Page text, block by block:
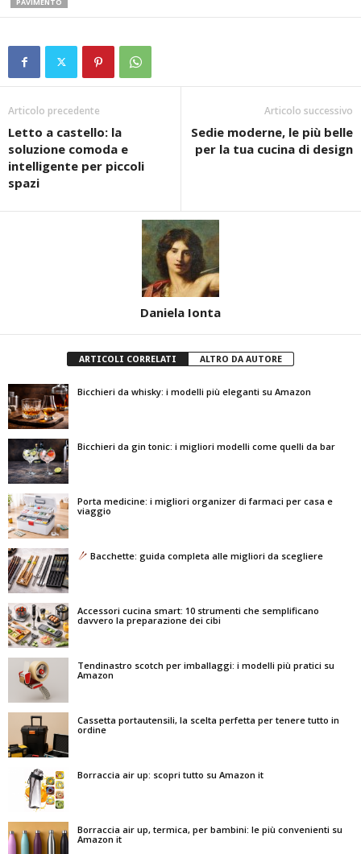
Articolo precedente
Letto a castello: la
soluzione comoda e
intelligente per piccoli
spazi
Articolo successivo
Sedie moderne, le più belle
per la tua cucina di design
Daniela Ionta
ARTICOLI CORRELATI ALTRO DA AUTORE
Bicchieri da whisky: i modelli più eleganti su Amazon
Bicchieri da gin tonic: i migliori modelli come quelli da bar
Porta medicine: i migliori organizer di farmaci per casa e
viaggio
Bacchette: guida completa alle migliori da scegliere
Accessori cucina smart: 10 strumenti che semplificano
davvero la preparazione dei cibi
Tendinastro scotch per imballaggi: i modelli più pratici su
Amazon
Cassetta portautensili, la scelta perfetta per tenere tutto in
ordine
Borraccia air up: scopri tutto su Amazon it
Borraccia air up, termica, per bambini: le più convenienti su
Amazon it